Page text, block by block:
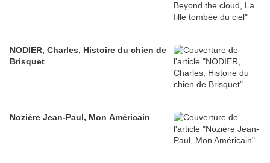
NODIER, Charles, Histoire du chien de
Brisquet
Nozière Jean-Paul, Mon Américain